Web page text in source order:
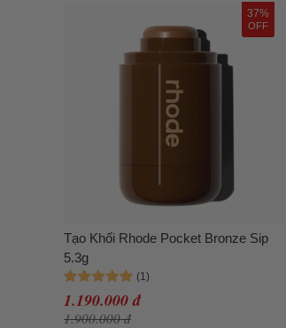
37%
OFF
Tạo Khối Rhode Pocket Bronze Sip
5.3g
1.190.000 đ
1.900.000 đ